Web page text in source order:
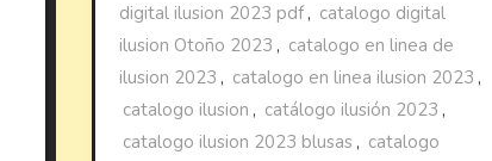
digital ilusion 2023 pdf, catalogo digital
ilusion Otoño 2023 , catalogo en linea de
ilusion 2023 , catalogo en linea ilusion 2023 ,
catalogo ilusion , catálogo ilusión 2023 ,
catalogo ilusion 2023 blusas , catalogo